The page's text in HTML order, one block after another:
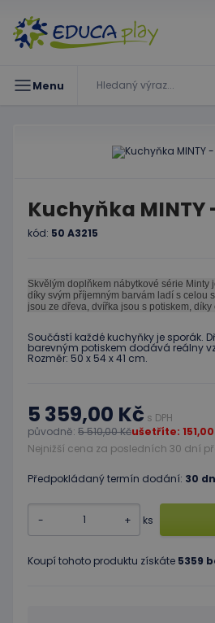
Menu
Kuchyňka MINTY
kód: 50 A3215
Skvělým doplňkem nábytkové série Minty
díky svým příjemným barvám ladí s celou
jsou ze dřeva, dvířka jsou s potiskem,
Součástí každé kuchyňky je sporák.
barevným potiskem dodává reálny
Rozměr: 50 x 54 x 41 cm.
5 359,00 Kč s DPH
původně: 5 510,00 Kčušetříte:
Nejnižší cena za posledních 30 dní
Předpokládaný termín dodání: 30
- + ks
Koupí tohoto produktu získáte 5359